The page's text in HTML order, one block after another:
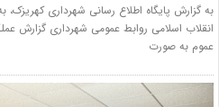
به گزارش پایگاه اطلاع رسانی شهرداری
انقلاب اسلامی روابط عمومی شهرداری گزارش
عموم به صورت